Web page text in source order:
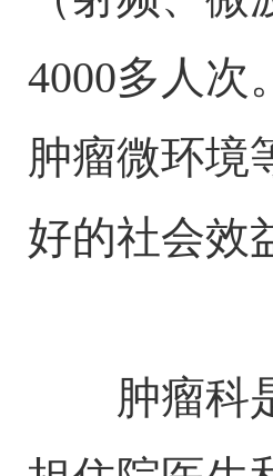
4000多人次
肿瘤微环境
好的社会效
肿瘤科是